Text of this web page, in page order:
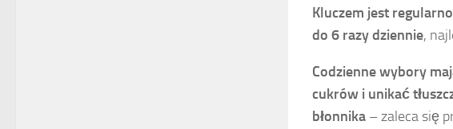
Kluczem jest
do 6 razy dziennie,
Codzienne wybory
cukrów i unikać
błonnika – zaleca się